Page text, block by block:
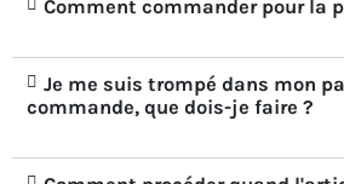
Comment commander pour la
Je me suis trompé dans mon
commande, que dois-je faire ?